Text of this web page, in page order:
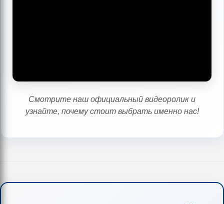
Смотрите наш официальный видеоролик и
узнайте, почему стоит выбрать именно нас!